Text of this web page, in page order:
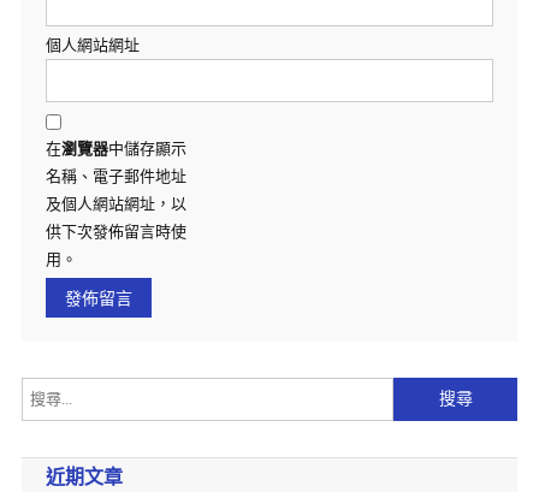
個人網站網址
在瀏覽器中儲存顯示
名稱、電子郵件地址
及個人網站網址，以
供下次發佈留言時使
用。
近期文章